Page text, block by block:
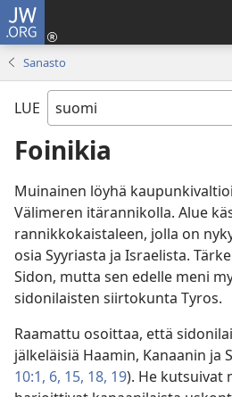
JW.ORG
Sanasto
LUE
Foinikia
Muinainen löyhä
Välimeren itärannikolla. Alue
rannikkokaistaleen, jolla on
osia Syyriasta ja Israelista.
Sidon, mutta sen edelle meni
sidonilaisten siirtokunta Tyros.
Raamattu osoittaa, että
jälkeläisiä Haamin, Kanaanin ja
10:1, 6, 15, 18, 19). He kutsuivat